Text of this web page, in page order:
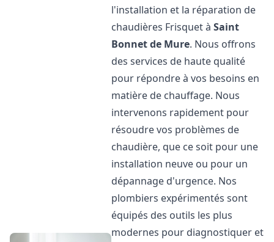
l'installation et la réparation de
chaudières Frisquet àSaint
Bonnet de Mure. Nous offrons
des services de haute qualité
pour répondre à vos besoins en
matière de chauffage. Nous
intervenons rapidement pour
résoudre vos problèmes de
chaudière, que ce soit pour une
installation neuve ou pour un
dépannage d'urgence. Nos
plombiers expérimentés sont
équipés des outils les plus
modernes pour diagnostiquer et